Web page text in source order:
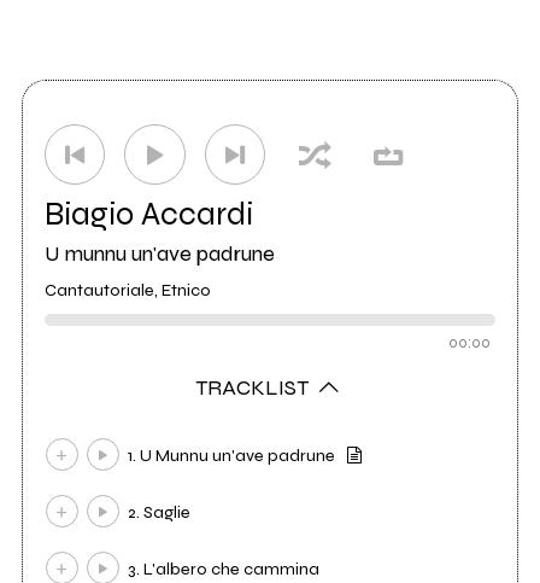
Biagio Accardi
U munnu un'ave padrune
Cantautoriale, Etnico
00:00
TRACKLIST
1. U Munnu un'ave padrune
2. Saglie
3. L'albero che cammina